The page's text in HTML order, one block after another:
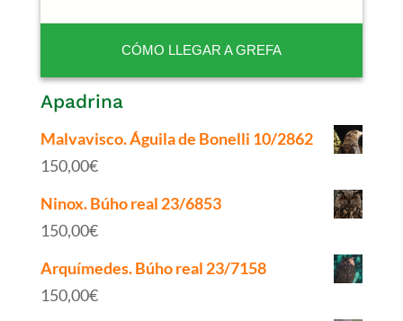
CÓMO LLEGAR A GREFA
Apadrina
Malvavisco. Águila de Bonelli 10/2862
150,00€
Ninox. Búho real 23/6853
150,00€
Arquímedes. Búho real 23/7158
150,00€